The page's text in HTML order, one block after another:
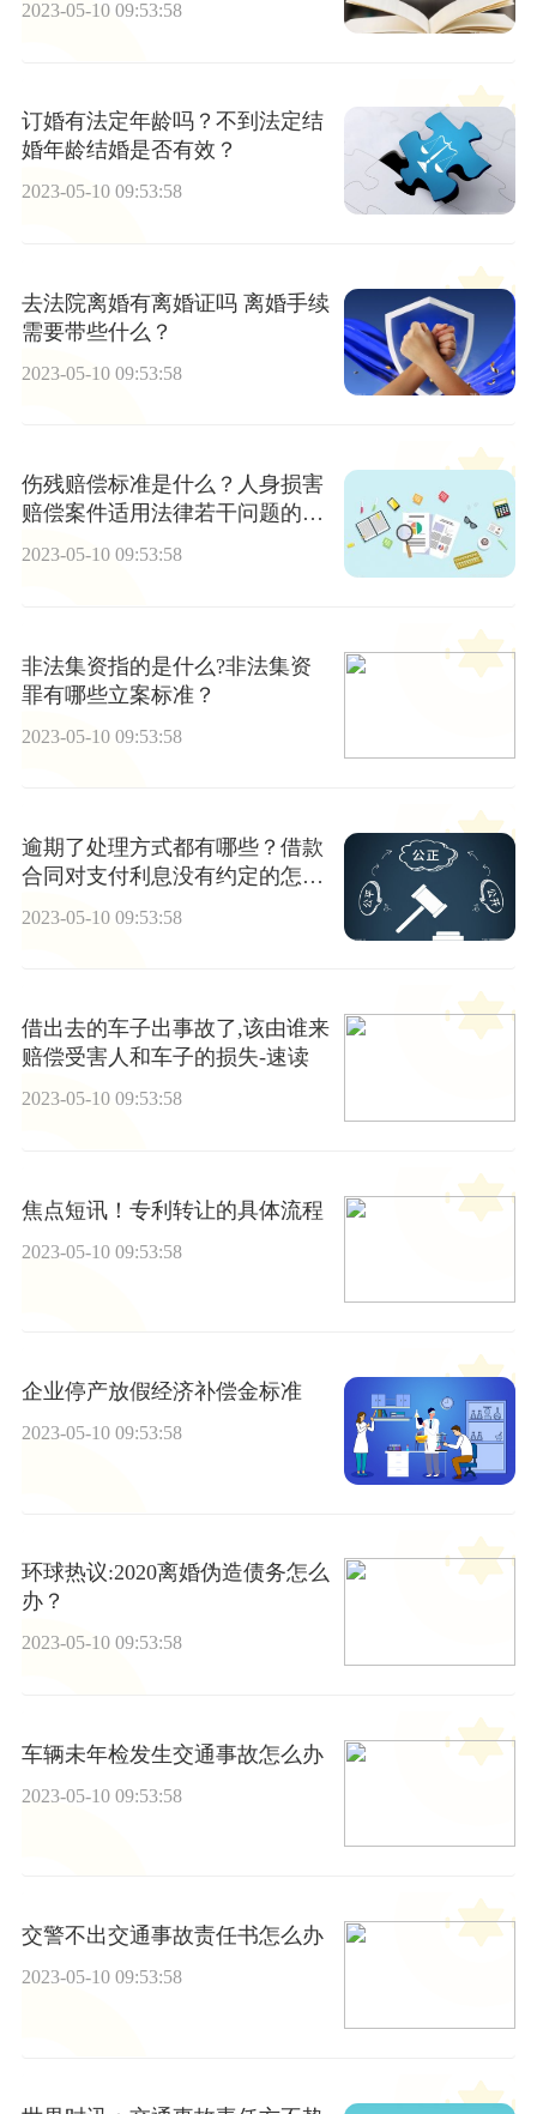
2023-05-10 09:53:58
订婚有法定年龄吗？不到法定结
婚年龄结婚是否有效？
2023-05-10 09:53:58
去法院离婚有离婚证吗 离婚手续
需要带些什么？
2023-05-10 09:53:58
伤残赔偿标准是什么？人身损害
赔偿案件适用法律若干问题的解
释
2023-05-10 09:53:58
非法集资指的是什么?非法集资
罪有哪些立案标准？
2023-05-10 09:53:58
逾期了处理方式都有哪些？借款
合同对支付利息没有约定的怎么
2023-05-10 09:53:58
借出去的车子出事故了,该由谁来
赔偿受害人和车子的损失-速读
2023-05-10 09:53:58
焦点短讯！专利转让的具体流程
2023-05-10 09:53:58
企业停产放假经济补偿金标准
2023-05-10 09:53:58
环球热议:2020离婚伪造债务怎么
办？
2023-05-10 09:53:58
车辆未年检发生交通事故怎么办
2023-05-10 09:53:58
交警不出交通事故责任书怎么办
2023-05-10 09:53:58